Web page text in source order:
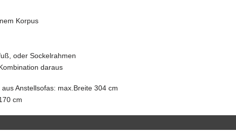
Korpus
oder Sockelrahmen
daraus
Anstellsofas: max.Breite 304 cm
cm